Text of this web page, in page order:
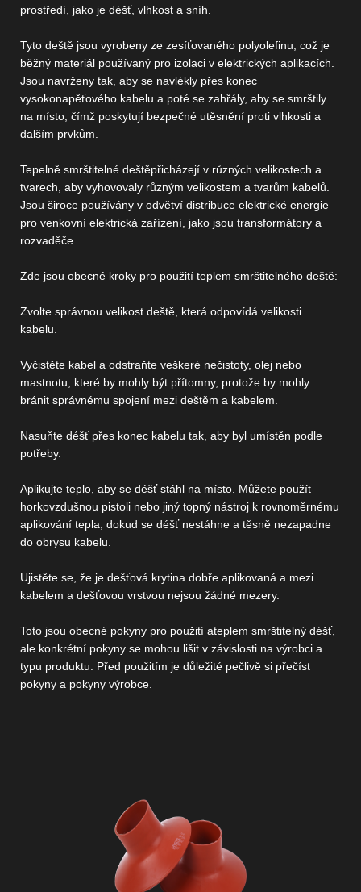
prostředí, jako je déšť, vlhkost a sníh.
Tyto deště jsou vyrobeny ze zesíťovaného polyolefinu, což je
běžný materiál používaný pro izolaci v elektrických aplikacích.
Jsou navrženy tak, aby se navlékly přes konec
vysokonapěťového kabelu a poté se zahřály, aby se smrštily
na místo, čímž poskytují bezpečné utěsnění proti vlhkosti a
dalším prvkům.
Tepelně smrštitelné deštěpřicházejí v různých velikostech a
tvarech, aby vyhovovaly různým velikostem a tvarům kabelů.
Jsou široce používány v odvětví distribuce elektrické energie
pro venkovní elektrická zařízení, jako jsou transformátory a
rozvaděče.
Zde jsou obecné kroky pro použití teplem smrštitelného deště:
Zvolte správnou velikost deště, která odpovídá velikosti
kabelu.
Vyčistěte kabel a odstraňte veškeré nečistoty, olej nebo
mastnotu, které by mohly být přítomny, protože by mohly
bránit správnému spojení mezi deštěm a kabelem.
Nasuňte déšť přes konec kabelu tak, aby byl umístěn podle
potřeby.
Aplikujte teplo, aby se déšť stáhl na místo. Můžete použít
horkovzdušnou pistoli nebo jiný topný nástroj k rovnoměrnému
aplikování tepla, dokud se déšť nestáhne a těsně nezapadne
do obrysu kabelu.
Ujistěte se, že je dešťová krytina dobře aplikovaná a mezi
kabelem a dešťovou vrstvou nejsou žádné mezery.
Toto jsou obecné pokyny pro použití ateplem smrštitelný déšť,
ale konkrétní pokyny se mohou lišit v závislosti na výrobci a
typu produktu. Před použitím je důležité pečlivě si přečíst
pokyny a pokyny výrobce.